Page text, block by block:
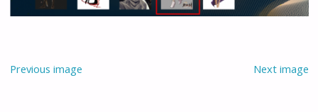
Previous image Next image